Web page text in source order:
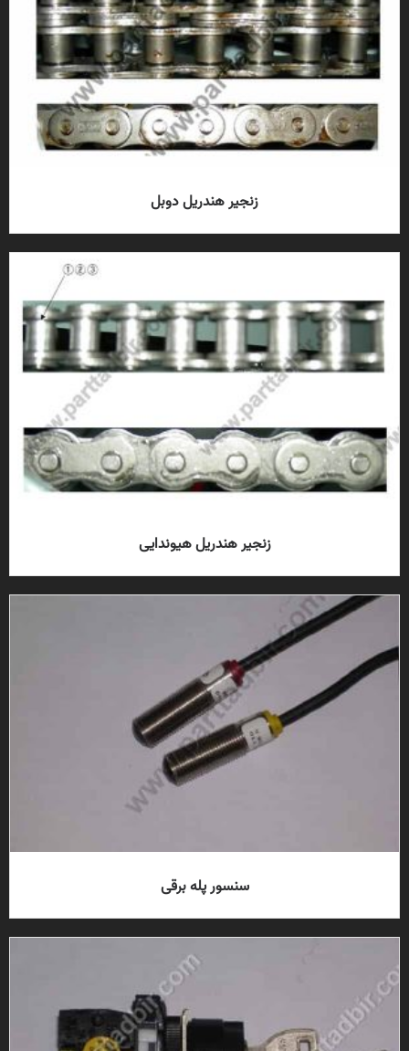
زنجیر هندریل دوبل
زنجیر هندریل هیوندایی
سنسور پله برقی